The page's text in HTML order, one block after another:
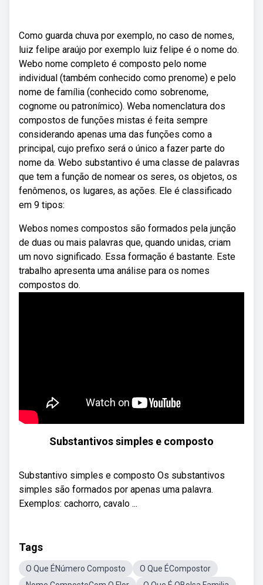
Como guarda chuva por exemplo, no caso de nomes,
luiz felipe araújo por exemplo luiz felipe é o nome do.
Webo nome completo é composto pelo nome
individual (também conhecido como prenome) e pelo
nome de família (conhecido como sobrenome,
cognome ou patronímico). Weba nomenclatura dos
compostos de funções mistas é feita sempre
considerando apenas uma das funções como a
principal, cujo prefixo será o único a fazer parte do
nome da. Webo substantivo é uma classe de palavras
que tem a função de nomear os seres, os objetos, os
fenômenos, os lugares, as ações. Ele é classificado
em 9 tipos:
Webos nomes compostos são formados pela junção
de duas ou mais palavras que, quando unidas, criam
um novo significado. Essa formação é bastante. Este
trabalho apresenta uma análise para os nomes
compostos do.
Substantivos simples e composto
Substantivo simples e composto Os substantivos
simples são formados por apenas uma palavra.
Exemplos: cachorro, cavalo ...
Tags
O Que ÉNúmero Composto
O Que ÉCompostor